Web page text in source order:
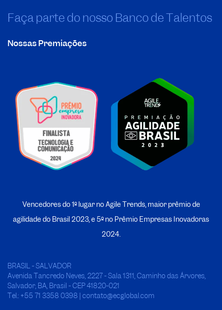
Faça parte do nosso Banco de Talentos
Nossas Premiações
Vencedores do 1º lugar no Agile Trends, maior prêmio de
agilidade do Brasil 2023, e 5º no Prêmio Empresas Inovadoras
2024.
BRASIL - SALVADOR
Avenida Tancredo Neves, 2227 - Sala 1311, Caminho das Árvores,
Salvador, BA, Brasil - CEP 41820-021
Tel.: +55 71 3358 0398 | contato@ecglobal.com